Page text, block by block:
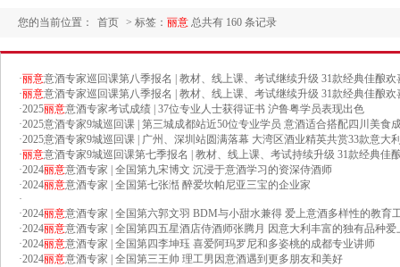
您的当前位置： 首页 > 标签： 丽意 总共有 160 条记录
·丽意意酒专家巡回课第八季报名 | 教材、线上课、考试继续升级 31款经典佳酿欢
·丽意意酒专家巡回课第八季报名 | 教材、线上课、考试继续升级 31款经典佳酿欢
·2025丽意意酒专家考试成绩 | 37位专业人士获得证书 沪鲁粤学员表现出色
·2025意酒专家9城巡回课 | 第三城成都站近50位专业学员 意酒适合搭配四川美食
·2025意酒专家9城巡回课 | 广州、深圳站圆满落幕 大湾区酒业精英共赏33款意大
·丽意意酒专家9城巡回课第七季报名 | 教材、线上课、考试持续升级 31款经典佳
·2024丽意意酒专家 | 全国第九宋博文 沉浸于意酒学习的资深侍酒师
·2024丽意意酒专家 | 全国第七张湉 醉爱坎帕尼亚三宝的企业家
·
·2024丽意意酒专家 | 全国第六郭文羽 BDM与小甜水兼得 爱上意酒多样性的教育
·2024丽意意酒专家 | 全国第四五星酒店侍酒师张腾月 因意大利丰富的独有品种爱
·2024丽意意酒专家 | 全国第四李坤珏 喜爱阿玛罗尼和多姿桃的成都专业讲师
·2024丽意意酒专家 | 全国第三王帅 理工男因意酒遇到更多朋友和美好